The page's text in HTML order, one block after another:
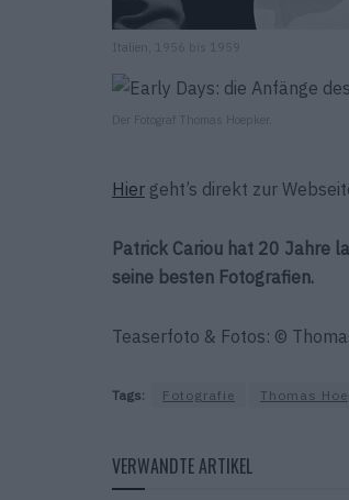
Italien, 1956 bis 1959
Der Fotograf Thomas Hoepker.
Hier geht’s direkt zur
Patrick Cariou hat 20 Jahre
seine besten Fotografien.
Teaserfoto & Fotos: ©
Tags: Fotografie Thomas
VERWANDTE ARTIKEL